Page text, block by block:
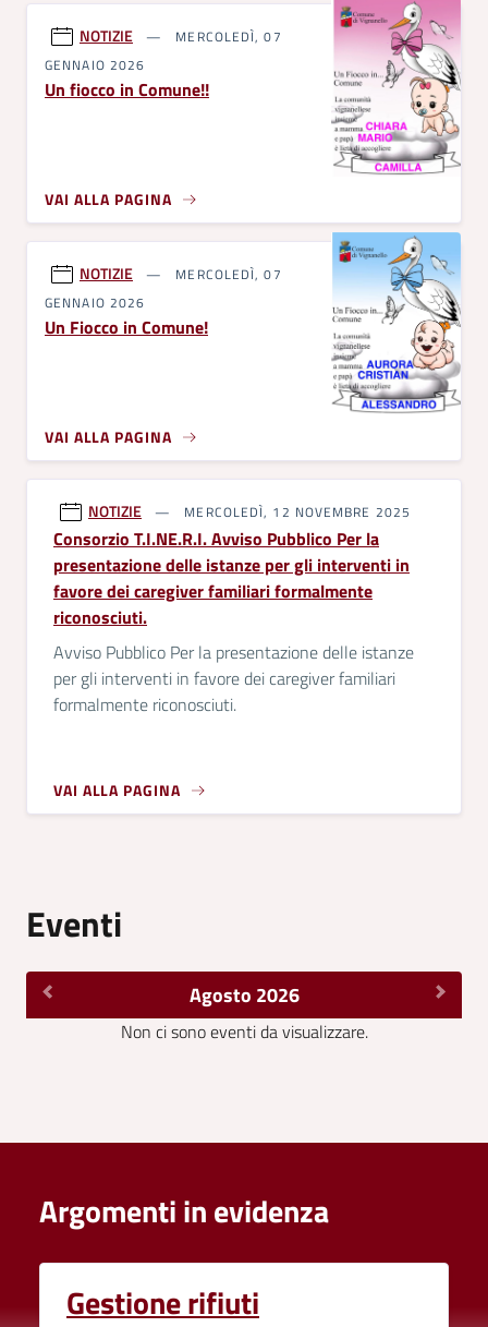
NOTIZIE
MERCOLEDÌ, 07
GENNAIO 2026
Un fiocco in Comune!!
VAI ALLA PAGINA
NOTIZIE
MERCOLEDÌ, 07
GENNAIO 2026
Un Fiocco in Comune!
VAI ALLA PAGINA
NOTIZIE MERCOLEDÌ, 12 NOVEMBRE 2025
Consorzio T.I.NE.R.I. Avviso Pubblico Per la
presentazione delle istanze per gli interventi in
favore dei caregiver familiari formalmente
riconosciuti.
Avviso Pubblico Per la presentazione delle istanze
per gli interventi in favore dei caregiver familiari
formalmente riconosciuti.
VAI ALLA PAGINA
Eventi
Agosto 2026
Non ci sono eventi da visualizzare.
Argomenti in evidenza
Gestione rifiuti